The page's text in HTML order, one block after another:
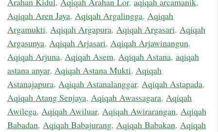
Aqiqah Aren Jaya, Aqiqah Argalingga, Aqiqah
Argamukti, Aqiqah Argapura, Aqiqah Argasari, Aqiqah
Argasunya, Aqiqah Arjasari, Aqiqah Arjawinangun,
Aqiqah Arjuna, Aqiqah Asem, Aqiqah Astana, aqiqah
astana anyar, Aqiqah Astana Mukti, Aqiqah
Astanajapura, Aqiqah Astanalanggar, Aqiqah Astapada,
Aqiqah Atang Senjaya, Aqiqah Awassagara, Aqiqah
Awilega, Aqiqah Awiluar, Aqiqah Awirarangan, Aqiqah
Babadan, Aqiqah Babajurang, Aqiqah Babakan, Aqiqah